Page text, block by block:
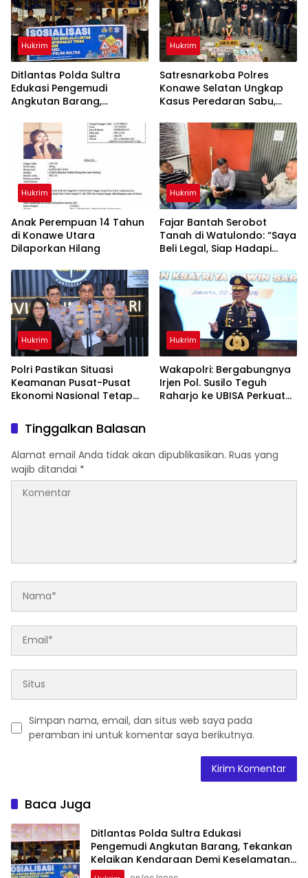
Hukrim
Ditlantas Polda Sultra
Edukasi Pengemudi
Angkutan Barang,
Kendaraan Demi
Keselamatan Berlalu Lintas
Hukrim
Satresnarkoba Polres
Konawe Selatan Ungkap
Kasus Peredaran Sabu,
Diamankan
Hukrim
Anak Perempuan 14 Tahun
di Konawe Utara
Dilaporkan Hilang
Hukrim
‎Fajar Bantah Serobot
Tanah di Watulondo: “Saya
Beli Legal, Siap Hadapi
Hukrim
Polri Pastikan Situasi
Keamanan Pusat-Pusat
Ekonomi Nasional Tetap
Hukrim
Wakapolri: Bergabungnya
Irjen Pol. Susilo Teguh
Raharjo ke UBISA Perkuat
Tinggalkan Balasan
Alamat email Anda tidak akan dipublikasikan. Ruas yang
wajib ditandai *
Simpan nama, email, dan situs web saya pada
peramban ini untuk komentar saya berikutnya.
Baca Juga
Ditlantas Polda Sultra Edukasi
Pengemudi Angkutan Barang, Tekankan
Kelaikan Kendaraan Demi Keselamatan
Berlalu Lintas